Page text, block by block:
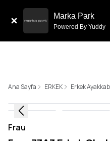
Marka Park
Powered By Yuddy
Ana Sayfa ERKEK Erkek
Frau